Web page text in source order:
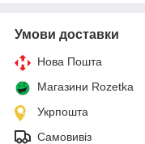
Умови доставки
Нова Пошта
Магазини Rozetka
Укрпошта
Самовивіз